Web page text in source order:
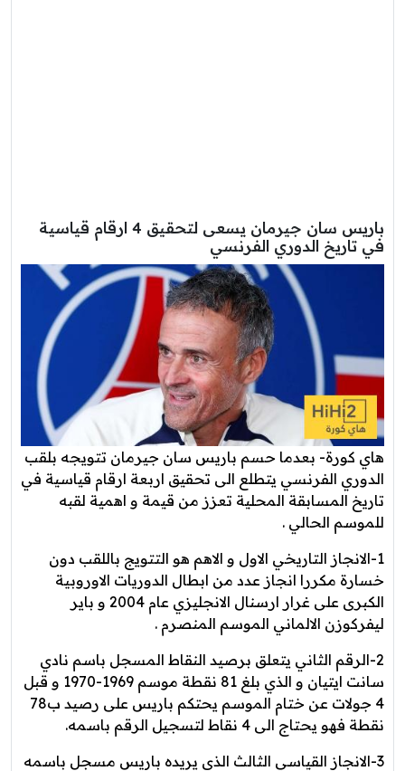
باريس سان جيرمان يسعى لتحقيق 4 ارقام قياسية
في تاريخ الدوري الفرنسي
هاي كورة- بعدما حسم باريس سان جيرمان تتويجه بلقب
الدوري الفرنسي يتطلع الى تحقيق اربعة ارقام قياسية في
تاريخ المسابقة المحلية تعزز من قيمة و اهمية لقبه
للموسم الحالي .
1-الانجاز التاريخي الاول و الاهم هو التتويج باللقب دون
خسارة مكررا انجاز عدد من ابطال الدوريات الاوروبية
الكبرى على غرار ارسنال الانجليزي عام 2004 و باير
ليفركوزن الالماني الموسم المنصرم .
2-الرقم الثاني يتعلق برصيد النقاط المسجل باسم نادي
سانت ايتيان و الذي بلغ 81 نقطة موسم 1969-1970 و قبل
4 جولات عن ختام الموسم يحتكم باريس على رصيد ب78
نقطة فهو يحتاج الى 4 نقاط لتسجيل الرقم باسمه.
3-الانجاز القياسي الثالث الذي يريده باريس مسجل باسمه